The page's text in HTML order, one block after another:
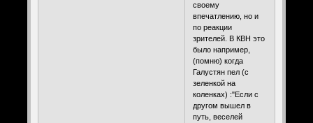
своему
впечатлению, но и
по реакции
зрителей. В КВН это
было например,
(помню) когда
Галустян пел (с
зеленкой на
коленках) :"Если с
другом вышел в
путь, веселей